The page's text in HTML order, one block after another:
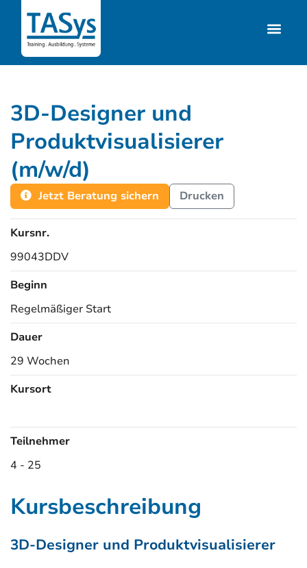
3D-Designer und
Produktvisualisierer
(m/w/d)
Jetzt Beratung sichern Drucken
Kursnr.
99043DDV
Beginn
Regelmäßiger Start
Dauer
29 Wochen
Kursort
Teilnehmer
4 - 25
Kursbeschreibung
3D-Designer und Produktvisualisierer